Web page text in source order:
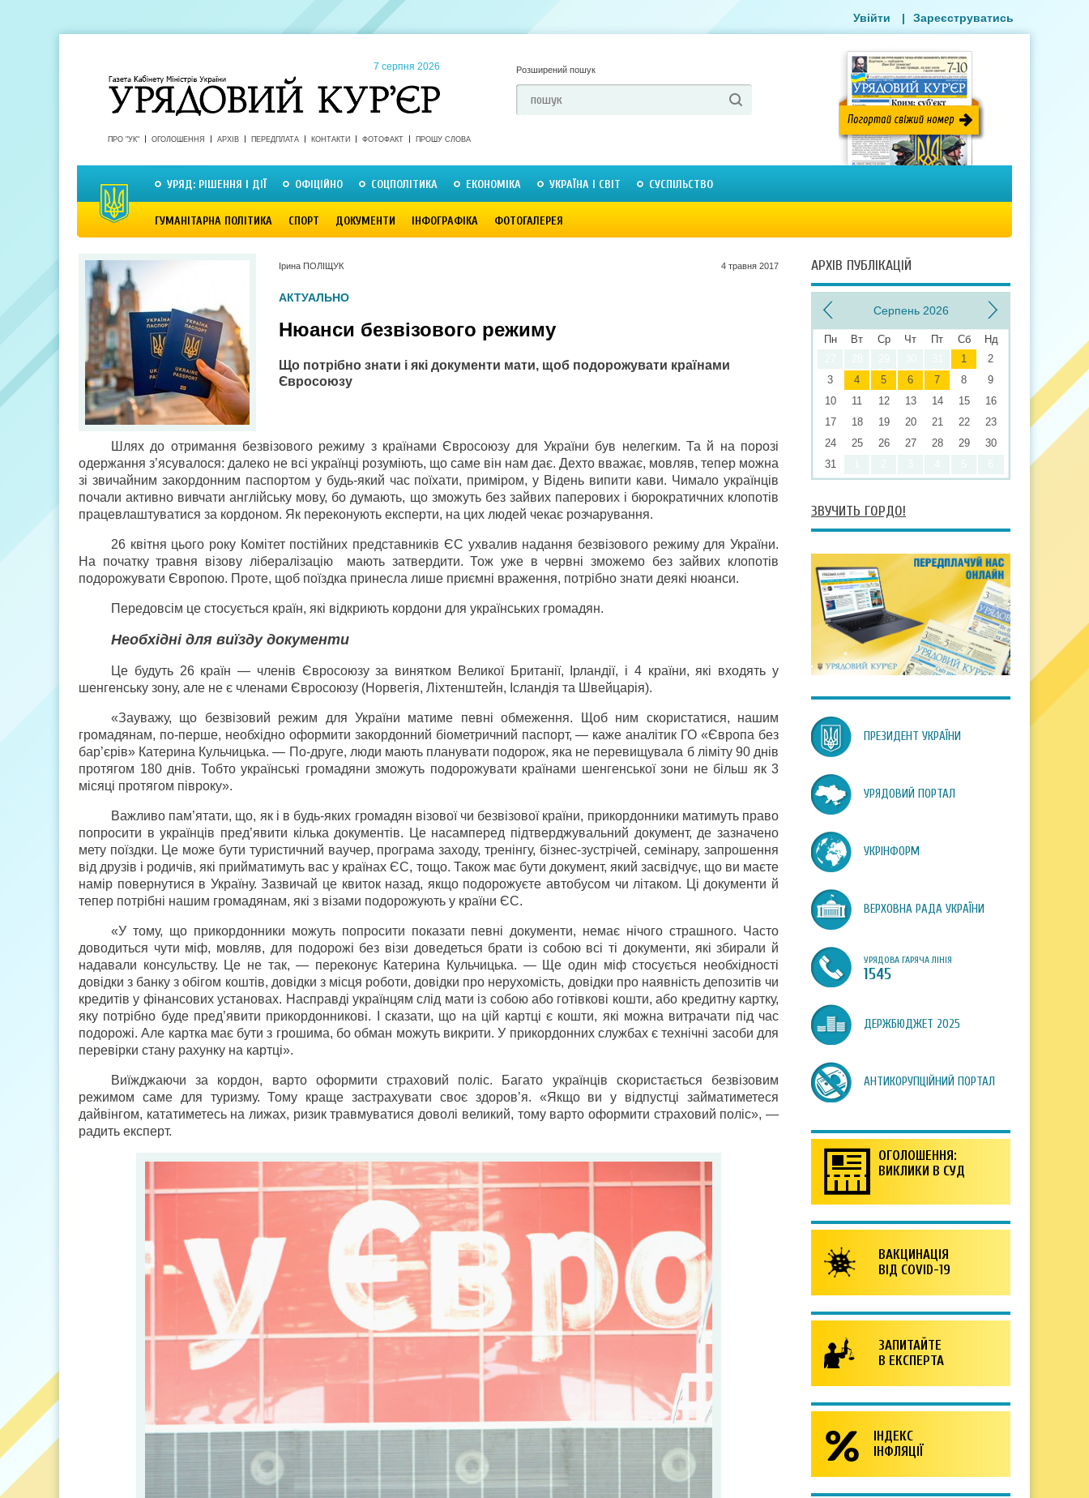
7 серпня 2026 Розширений пошук
ПРО "УК" ОГОЛОШЕННЯ АРХІВ ПЕРЕДПЛАТА КОНТАКТИ ФОТОФАКТ ПРОШУ СЛОВА
УРЯД: РІШЕННЯ І ДІЇ ОФІЦІЙНО СОЦПОЛІТИКА ЕКОНОМІКА УКРАЇНА І СВІТ СУСПІЛЬСТВО
ГУМАНІТАРНА ПОЛІТИКА СПОРТ ДОКУМЕНТИ ІНФОГРАФІКА ФОТОГАЛЕРЕЯ
Увійти | Зареєструватись
Ірина ПОЛІЩУК 4 травня 2017
АКТУАЛЬНО
Нюанси безвізового режиму
Що потрібно знати і які документи мати, щоб подорожувати країнами
Євросоюзу
Шлях до отримання безвізового режиму з країнами Євросоюзу для України був нелегким. Та й на порозі
одержання з’ясувалося: далеко не всі українці розуміють, що саме він нам дає. Дехто вважає, мовляв, тепер можна
зі звичайним закордонним паспортом у будь-який час поїхати, приміром, у Відень випити кави. Чимало українців
почали активно вивчати англійську мову, бо думають, що зможуть без зайвих паперових і бюрократичних клопотів
працевлаштуватися за кордоном. Як переконують експерти, на цих людей чекає розчарування.
26 квітня цього року Комітет постійних представників ЄС ухвалив надання безвізового режиму для України.
На початку травня візову лібералізацію мають затвердити. Тож уже в червні зможемо без зайвих клопотів
подорожувати Європою. Проте, щоб поїздка принесла лише приємні враження, потрібно знати деякі нюанси.
Передовсім це стосується країн, які відкриють кордони для українських громадян.
Необхідні для виїзду документи
Це будуть 26 країн — членів Євросоюзу за винятком Великої Британії, Ірландії, і 4 країни, які входять у
шенгенську зону, але не є членами Євросоюзу (Норвегія, Ліхтенштейн, Ісландія та Швейцарія).
«Зауважу, що безвізовий режим для України матиме певні обмеження. Щоб ним скористатися, нашим
громадянам, по-перше, необхідно оформити закордонний біометричний паспорт, — каже аналітик ГО «Європа без
бар’єрів» Катерина Кульчицька. — По-друге, люди мають планувати подорож, яка не перевищувала б ліміту 90 днів
протягом 180 днів. Тобто українські громадяни зможуть подорожувати країнами шенгенської зони не більш як 3
місяці протягом півроку».
Важливо пам’ятати, що, як і в будь-яких громадян візової чи безвізової країни, прикордонники матимуть право
попросити в українців пред’явити кілька документів. Це насамперед підтверджувальний документ, де зазначено
мету поїздки. Це може бути туристичний ваучер, програма заходу, тренінгу, бізнес-зустрічей, семінару, запрошення
від друзів і родичів, які прийматимуть вас у країнах ЄС, тощо. Також має бути документ, який засвідчує, що ви маєте
намір повернутися в Україну. Зазвичай це квиток назад, якщо подорожуєте автобусом чи літаком. Ці документи й
тепер потрібні нашим громадянам, які з візами подорожують у країни ЄС.
«У тому, що прикордонники можуть попросити показати певні документи, немає нічого страшного. Часто
доводиться чути міф, мовляв, для подорожі без візи доведеться брати із собою всі ті документи, які збирали й
надавали консульству. Це не так, — переконує Катерина Кульчицька. — Ще один міф стосується необхідності
довідки з банку з обігом коштів, довідки з місця роботи, довідки про нерухомість, довідки про наявність депозитів чи
кредитів у фінансових установах. Насправді українцям слід мати із собою або готівкові кошти, або кредитну картку,
яку потрібно буде пред’явити прикордонникові. І сказати, що на цій картці є кошти, які можна витрачати під час
подорожі. Але картка має бути з грошима, бо обман можуть викрити. У прикордонних службах є технічні засоби для
перевірки стану рахунку на картці».
Виїжджаючи за кордон, варто оформити страховий поліс. Багато українців скористається безвізовим
режимом саме для туризму. Тому краще застрахувати своє здоров’я. «Якщо ви у відпустці займатиметеся
дайвінгом, кататиметесь на лижах, ризик травмуватися доволі великий, тому варто оформити страховий поліс», —
радить експерт.
АРХІВ ПУБЛІКАЦІЙ
Серпень 2026
Пн Вт Ср Чт Пт Сб
Нд
1
2
3
4 5 6 7 8
9
10
11 12 13 14 15
16
17
18 19 20 21 22
23
24
25 26 27 28 29
30
31
ЗВУЧИТЬ ГОРДО!
ПРЕЗИДЕНТ УКРАЇНИ
УРЯДОВИЙ ПОРТАЛ
УКРІНФОРМ
ВЕРХОВНА РАДА УКРАЇНИ
УРЯДОВА ГАРЯЧА ЛІНІЯ
1545
ДЕРЖБЮДЖЕТ 2025
АНТИКОРУПЦІЙНИЙ ПОРТАЛ
ОГОЛОШЕННЯ:
ВИКЛИКИ В СУД
ВАКЦИНАЦІЯ
ВІД COVID-19
ЗАПИТАЙТЕ
В ЕКСПЕРТА
ІНДЕКС
ІНФЛЯЦІЇ